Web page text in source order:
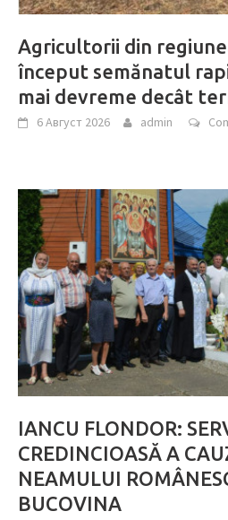
Agricultorii din
început semănatul
mai devreme decât
6 Август 2026 admin
IANCU FLONDOR:
CREDINCIOASĂ A
NEAMULUI
BUCOVINA